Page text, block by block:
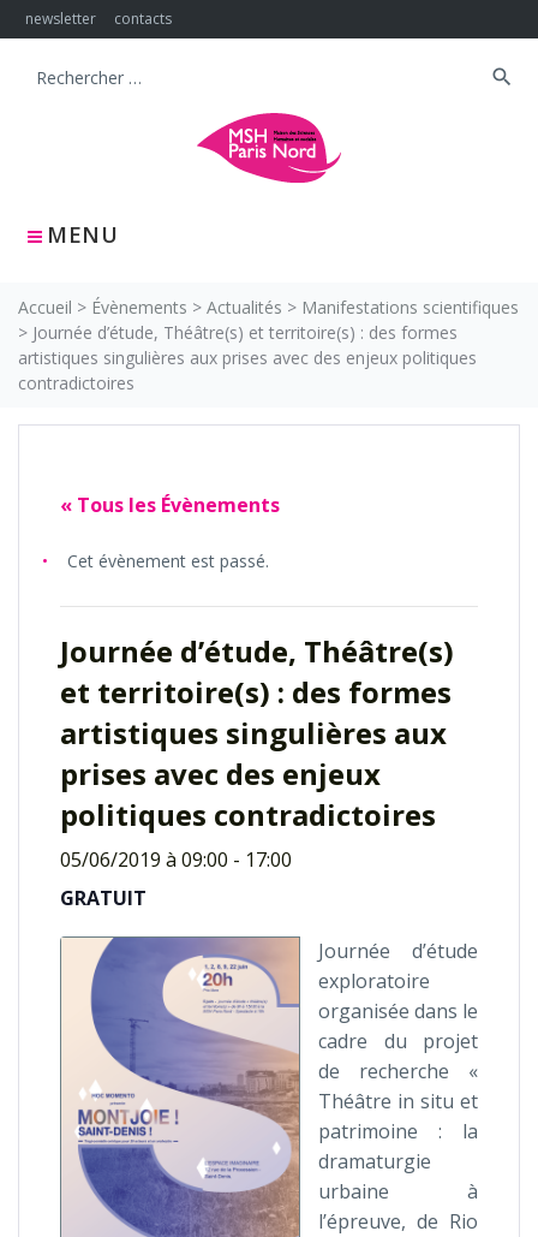
Skip
to
newsletter contacts
MENU
Search
search
Accueil > Évènements > Actualités > Manifestations scientifiques
> Journée d’étude, Théâtre(s) et territoire(s) : des formes
artistiques singulières aux prises avec des enjeux politiques
contradictoires
« Tous les Évènements
Cet évènement est passé.
Journée d’étude, Théâtre(s)
et territoire(s) : des formes
artistiques singulières aux
prises avec des enjeux
politiques contradictoires
05/06/2019 à 09:00 - 17:00
GRATUIT
Journée d’étude
exploratoire
organisée dans le
cadre du projet
de recherche «
Théâtre in situ et
patrimoine : la
dramaturgie
urbaine à
l’épreuve, de Rio